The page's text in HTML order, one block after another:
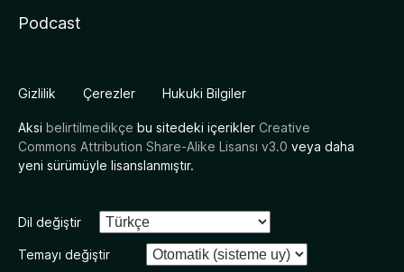
Podcast
Gizlilik Çerezler Hukuki Bilgiler
Aksi belirtilmedikçe bu sitedeki içerikler Creative
Commons Attribution Share-Alike Lisansı v3.0 veya daha
yeni sürümüyle lisanslanmıştır.
Dil değiştir
Temayı değiştir